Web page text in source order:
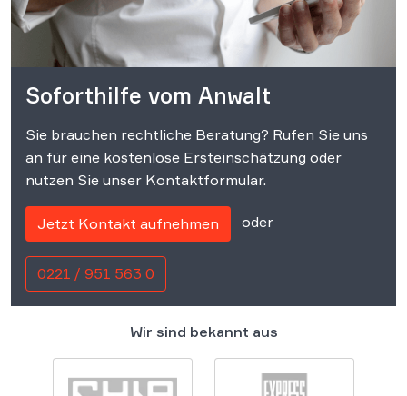
Soforthilfe vom Anwalt
Sie brauchen rechtliche Beratung? Rufen Sie uns
an für eine kostenlose Ersteinschätzung oder
nutzen Sie unser Kontaktformular.
Jetzt Kontakt aufnehmen oder
0221 / 951 563 0
Wir sind bekannt aus